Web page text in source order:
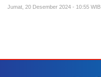
Jumat, 20 Desember 2024 - 10:55 WIB